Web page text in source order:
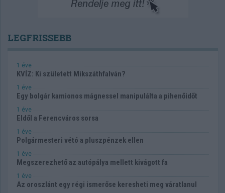
LEGFRISSEBB
1 éve
KVÍZ: Ki született Mikszáthfalván?
1 éve
Egy bolgár kamionos mágnessel manipulálta a pihenőidőt
1 éve
Eldől a Ferencváros sorsa
1 éve
Polgármesteri vétó a pluszpénzek ellen
1 éve
Megszerezhető az autópálya mellett kivágott fa
1 éve
Az oroszlánt egy régi ismerőse keresheti meg váratlanul